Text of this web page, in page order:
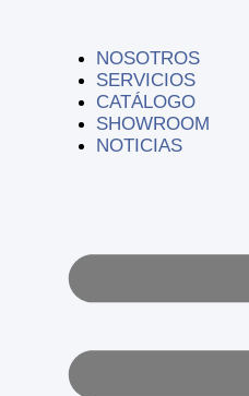
contenido
NOSOTROS
SERVICIOS
CATÁLOGO
SHOWROOM
NOTICIAS